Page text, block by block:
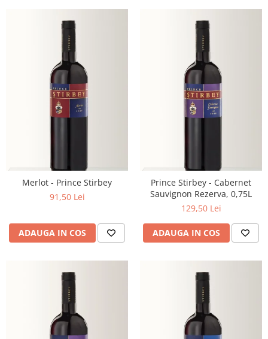
Merlot - Prince Stirbey
91,50 Lei
ADAUGA IN COS
Prince Stirbey - Cabernet
Sauvignon Rezerva, 0,75L
129,50 Lei
ADAUGA IN COS